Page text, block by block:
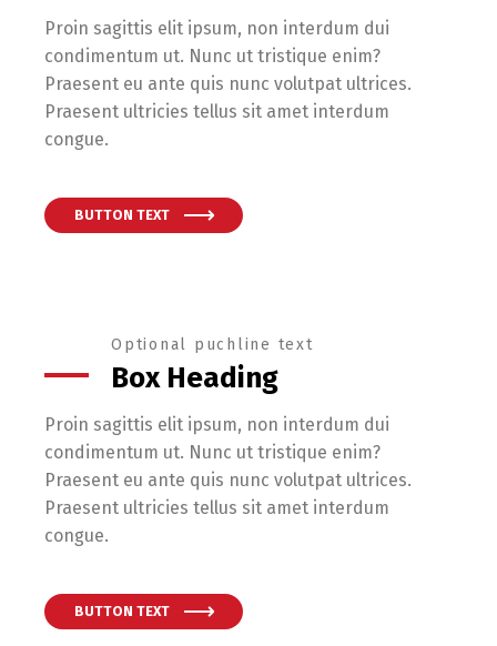
Proin sagittis elit ipsum, non interdum dui
condimentum ut. Nunc ut tristique enim?
Praesent eu ante quis nunc volutpat ultrices.
Praesent ultricies tellus sit amet interdum
congue.
BUTTON TEXT
Optional puchline text
Box Heading
Proin sagittis elit ipsum, non interdum dui
condimentum ut. Nunc ut tristique enim?
Praesent eu ante quis nunc volutpat ultrices.
Praesent ultricies tellus sit amet interdum
congue.
BUTTON TEXT